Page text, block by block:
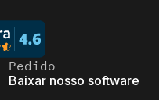
Pedido
Baixar nosso software